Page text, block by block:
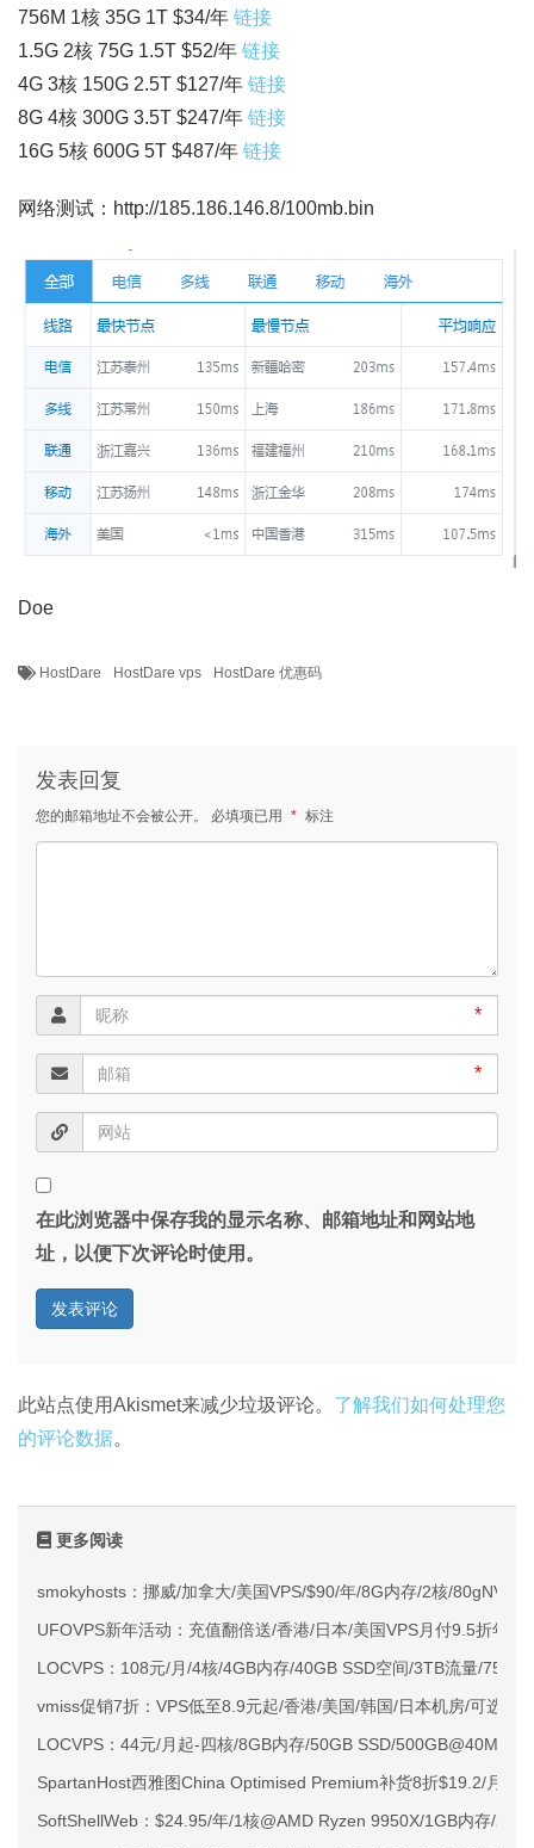
756M 1核 35G 1T $34/年 链接
1.5G 2核 75G 1.5T $52/年 链接
4G 3核 150G 2.5T $127/年 链接
8G 4核 300G 3.5T $247/年 链接
16G 5核 600G 5T $487/年 链接
网络测试：http://185.186.146.8/100mb.bin
Doe
HostDare HostDare vps HostDare 优惠码
发表回复
您的邮箱地址不会被公开。 必填项已用 * 标注
*
*
在此浏览器中保存我的显示名称、邮箱地址和网站地
址，以便下次评论时使用。
此站点使用Akismet来减少垃圾评论。 了解我们如何处理您
的评论数据。
更多阅读
smokyhosts：挪威/加拿大/美国VPS/$90/年/8G内存/2核/
UFOVPS新年活动：充值翻倍送/香港/日本/美国VPS月付9.5折年
LOCVPS：108元/月/4核/4GB内存/40GB SSD空间/3TB流量/
vmiss促销7折：VPS低至8.9元起/香港/美国/韩国/日本机房/可选
LOCVPS：44元/月起-四核/8GB内存/50GB SSD/
SpartanHost西雅图China Optimised Premium补货8折$19.2/月起
SoftShellWeb：$24.95/年/1核@AMD Ryzen 9950X/1GB内存/